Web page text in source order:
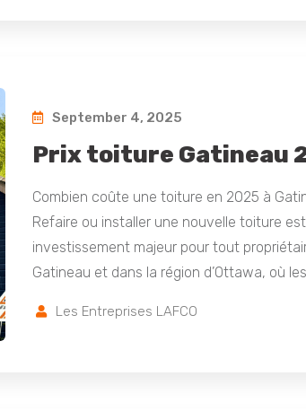
September 4, 2025
Prix toiture Gatineau
Combien coûte une toiture en 2025 à
Refaire ou installer une nouvelle toiture
investissement majeur pour tout
Gatineau et dans la région d’Ottawa, où
Les Entreprises LAFCO